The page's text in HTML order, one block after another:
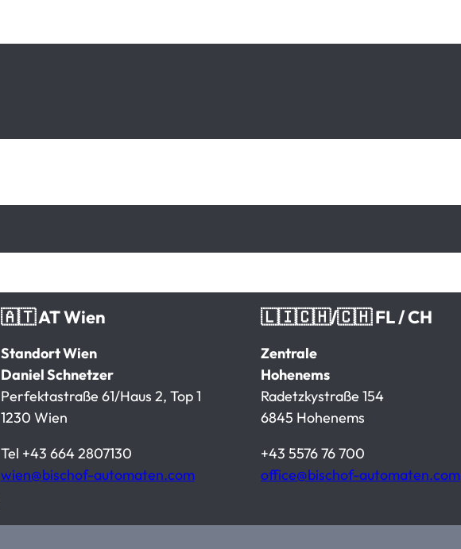
🇦🇹 AT Wien
Standort Wien
Daniel Schnetzer
Perfektastraße 61/Haus 2, Top 1
1230 Wien
Tel +43 664 2807130
wien@bischof-automaten.com
🇱🇮🇨🇭/🇨🇭 FL / CH
Zentrale
Hohenems
Radetzkystraße 154
6845 Hohenems
+43 5576 76 700
office@bischof-automaten.com